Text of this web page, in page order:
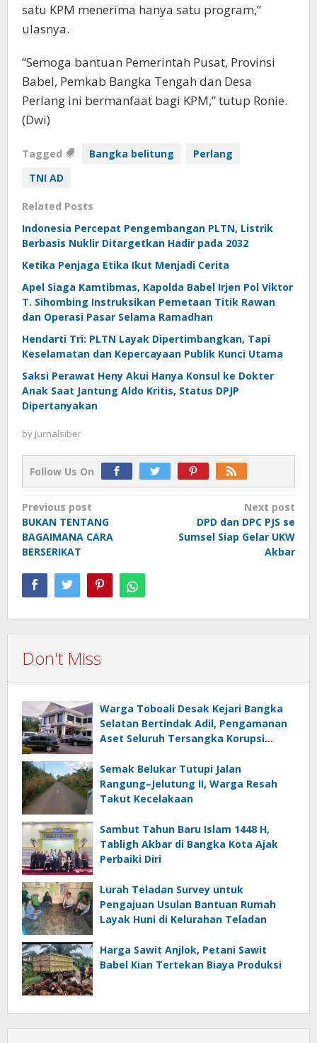
satu KPM menerima hanya satu program,”
ulasnya.
“Semoga bantuan Pemerintah Pusat, Provinsi
Babel, Pemkab Bangka Tengah dan Desa
Perlang ini bermanfaat bagi KPM,” tutup Ronie.
(Dwi)
Tagged Bangka belitung
Perlang
TNI AD
Related Posts
Indonesia Percepat Pengembangan PLTN, Listrik
Berbasis Nuklir Ditargetkan Hadir pada 2032
Ketika Penjaga Etika Ikut Menjadi Cerita
Apel Siaga Kamtibmas, Kapolda Babel Irjen Pol Viktor
T. Sihombing Instruksikan Pemetaan Titik Rawan
dan Operasi Pasar Selama Ramadhan
Hendarti Tri: PLTN Layak Dipertimbangkan, Tapi
Keselamatan dan Kepercayaan Publik Kunci Utama
Saksi Perawat Heny Akui Hanya Konsul ke Dokter
Anak Saat Jantung Aldo Kritis, Status DPJP
Dipertanyakan
by Jurnalsiber
Follow Us On
Post
navigation
Previous post
BUKAN TENTANG
BAGAIMANA CARA
BERSERIKAT
Next post
DPD dan DPC PJS se
Sumsel Siap Gelar UKW
Akbar
Don't Miss
Warga Toboali Desak Kejari Bangka
Selatan Bertindak Adil, Pengamanan
Aset Seluruh Tersangka Korupsi
Semak Belukar Tutupi Jalan
Rangung–Jelutung II, Warga Resah
Takut Kecelakaan
Sambut Tahun Baru Islam 1448 H,
Tabligh Akbar di Bangka Kota Ajak
Perbaiki Diri
Lurah Teladan Survey untuk
Pengajuan Usulan Bantuan Rumah
Layak Huni di Kelurahan Teladan
Harga Sawit Anjlok, Petani Sawit
Babel Kian Tertekan Biaya Produksi